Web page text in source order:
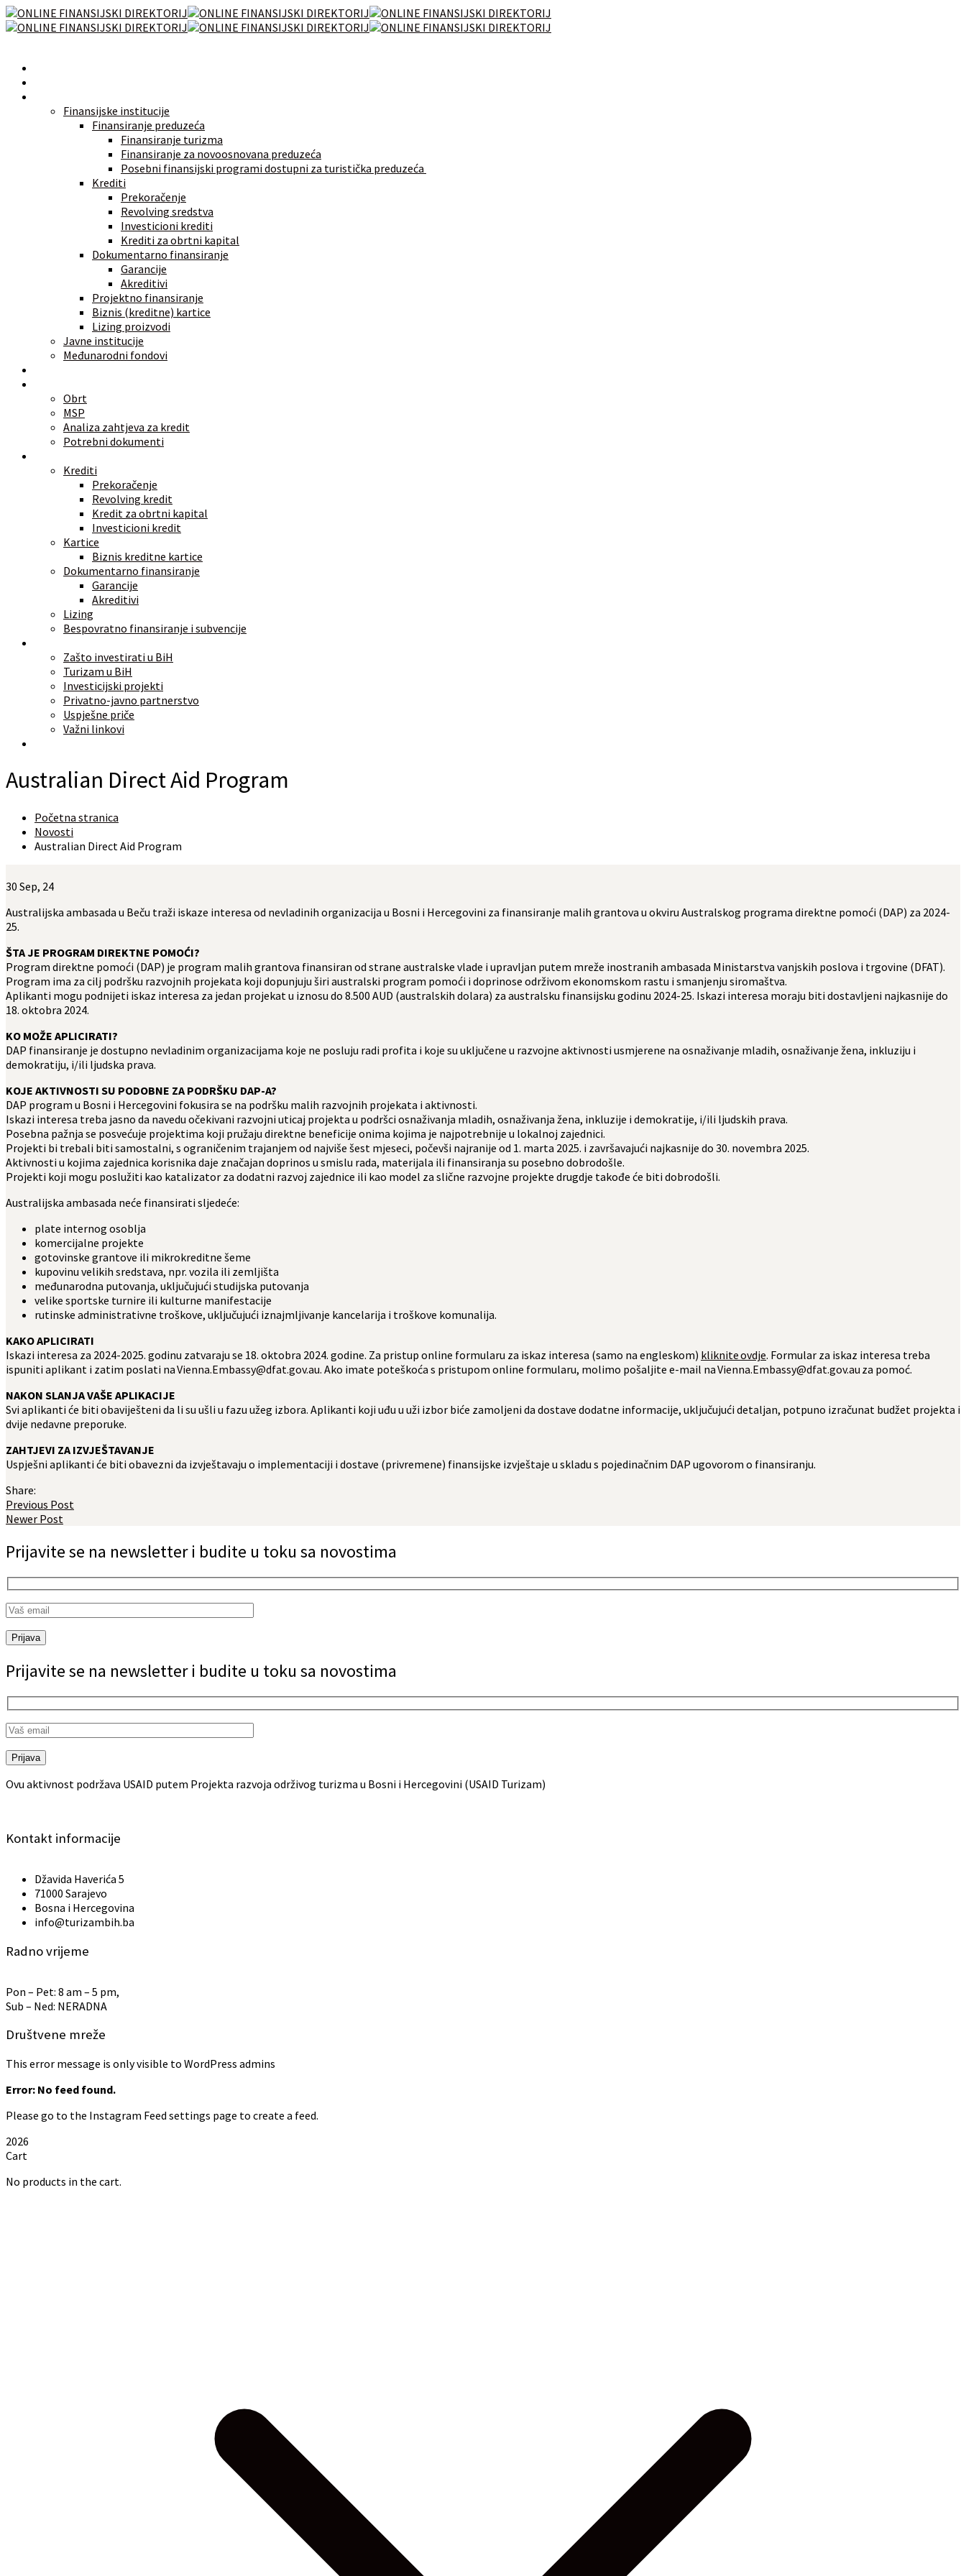
Finansijske institucije
Finansiranje preduzeća
Finansiranje turizma
Finansiranje za novoosnovana preduzeća
Posebni finansijski programi dostupni za turistička preduzeća
Krediti
Prekoračenje
Revolving sredstva
Investicioni krediti
Krediti za obrtni kapital
Dokumentarno finansiranje
Garancije
Akreditivi
Projektno finansiranje
Biznis (kreditne) kartice
Lizing proizvodi
Javne institucije
Međunarodni fondovi
Obrt
MSP
Analiza zahtjeva za kredit
Potrebni dokumenti
Krediti
Prekoračenje
Revolving kredit
Kredit za obrtni kapital
Investicioni kredit
Kartice
Biznis kreditne kartice
Dokumentarno finansiranje
Garancije
Akreditivi
Lizing
Bespovratno finansiranje i subvencije
Zašto investirati u BiH
Turizam u BiH
Investicijski projekti
Privatno-javno partnerstvo
Uspješne priče
Važni linkovi
Australian Direct Aid Program
Početna stranica
Novosti
Australian Direct Aid Program
30 Sep, 24
Australijska ambasada u Beču traži iskaze interesa od nevladinih organizacija u Bosni i Hercegovini za finansiranje malih grantova u okviru Australskog programa direktne pomoći (DAP) za 2024-
25.
ŠTA JE PROGRAM DIREKTNE POMOĆI?
Program direktne pomoći (DAP) je program malih grantova finansiran od strane australske vlade i upravljan putem mreže inostranih ambasada Ministarstva vanjskih poslova i trgovine (DFAT).
Program ima za cilj podršku razvojnih projekata koji dopunjuju širi australski program pomoći i doprinose održivom ekonomskom rastu i smanjenju siromaštva.
Aplikanti mogu podnijeti iskaz interesa za jedan projekat u iznosu do 8.500 AUD (australskih dolara) za australsku finansijsku godinu 2024-25. Iskazi interesa moraju biti dostavljeni najkasnije do
18. oktobra 2024.
KO MOŽE APLICIRATI?
DAP finansiranje je dostupno nevladinim organizacijama koje ne posluju radi profita i koje su uključene u razvojne aktivnosti usmjerene na osnaživanje mladih, osnaživanje žena, inkluziju i
demokratiju, i/ili ljudska prava.
KOJE AKTIVNOSTI SU PODOBNE ZA PODRŠKU DAP-A?
DAP program u Bosni i Hercegovini fokusira se na podršku malih razvojnih projekata i aktivnosti.
Iskazi interesa treba jasno da navedu očekivani razvojni uticaj projekta u podršci osnaživanja mladih, osnaživanja žena, inkluzije i demokratije, i/ili ljudskih prava.
Posebna pažnja se posvećuje projektima koji pružaju direktne beneficije onima kojima je najpotrebnije u lokalnoj zajednici.
Projekti bi trebali biti samostalni, s ograničenim trajanjem od najviše šest mjeseci, počevši najranije od 1. marta 2025. i završavajući najkasnije do 30. novembra 2025.
Aktivnosti u kojima zajednica korisnika daje značajan doprinos u smislu rada, materijala ili finansiranja su posebno dobrodošle.
Projekti koji mogu poslužiti kao katalizator za dodatni razvoj zajednice ili kao model za slične razvojne projekte drugdje takođe će biti dobrodošli.
Australijska ambasada neće finansirati sljedeće:
plate internog osoblja
komercijalne projekte
gotovinske grantove ili mikrokreditne šeme
kupovinu velikih sredstava, npr. vozila ili zemljišta
međunarodna putovanja, uključujući studijska putovanja
velike sportske turnire ili kulturne manifestacije
rutinske administrativne troškove, uključujući iznajmljivanje kancelarija i troškove komunalija.
KAKO APLICIRATI
Iskazi interesa za 2024-2025. godinu zatvaraju se 18. oktobra 2024. godine. Za pristup online formularu za iskaz interesa (samo na engleskom) kliknite ovdje. Formular za iskaz interesa treba
ispuniti aplikant i zatim poslati naVienna.Embassy@dfat.gov.au. Ako imate poteškoća s pristupom online formularu, molimo pošaljite e-mail naVienna.Embassy@dfat.gov.au za pomoć.
NAKON SLANJA VAŠE APLIKACIJE
Svi aplikanti će biti obaviješteni da li su ušli u fazu užeg izbora. Aplikanti koji uđu u uži izbor biće zamoljeni da dostave dodatne informacije, uključujući detaljan, potpuno izračunat budžet projekta i
dvije nedavne preporuke.
ZAHTJEVI ZA IZVJEŠTAVANJE
Uspješni aplikanti će biti obavezni da izvještavaju o implementaciji i dostave (privremene) finansijske izvještaje u skladu s pojedinačnim DAP ugovorom o finansiranju.
Share:
Previous Post
Newer Post
Prijavite se na newsletter i budite u toku sa novostima
Prijava
Prijavite se na newsletter i budite u toku sa novostima
Prijava
Ovu aktivnost podržava USAID putem Projekta razvoja održivog turizma u Bosni i Hercegovini (USAID Turizam)
Kontakt informacije
Džavida Haverića 5
71000 Sarajevo
Bosna i Hercegovina
info@turizambih.ba
Radno vrijeme
Pon – Pet: 8 am – 5 pm,
Sub – Ned: NERADNA
Društvene mreže
This error message is only visible to WordPress admins
Error: No feed found.
Please go to the Instagram Feed settings page to create a feed.
2026
Cart
No products in the cart.